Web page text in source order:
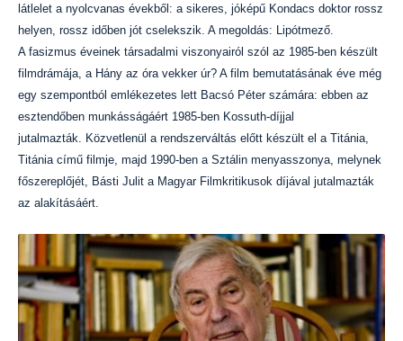
látlelet a nyolcvanas évekből: a sikeres, jóképű Kondacs doktor rossz
helyen, rossz időben jót cselekszik. A megoldás: Lipótmező.
A fasizmus éveinek társadalmi viszonyairól szól az 1985-ben készült
filmdrámája, a Hány az óra vekker úr? A film bemutatásának éve még
egy szempontból emlékezetes lett Bacsó Péter számára: ebben az
esztendőben munkásságáért 1985-ben Kossuth-díjjal
jutalmazták.
Közvetlenül a rendszerváltás előtt készült el a Titánia,
Titánia című filmje, majd 1990-ben a Sztálin menyasszonya, melynek
főszereplőjét, Básti Julit a Magyar Filmkritikusok díjával jutalmazták
az alakításáért.